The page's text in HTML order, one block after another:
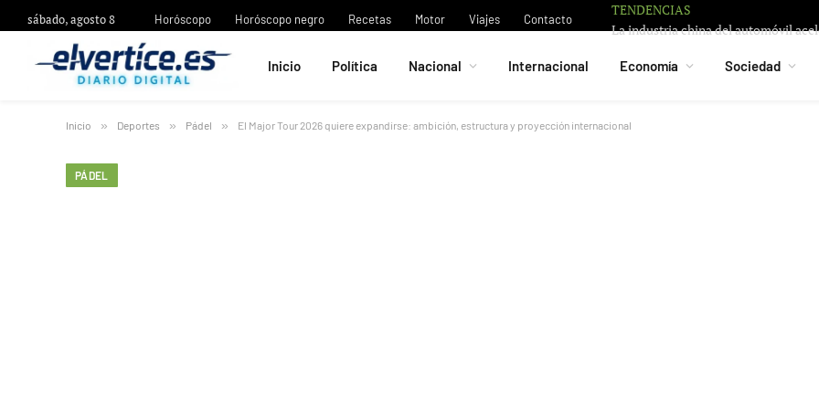
sábado, agosto 8 Horóscopo Horóscopo negro Recetas Motor Viajes Contacto
TENDENCIAS
Inicio Política Nacional Internacional Economía Sociedad
Inicio » Deportes » Pádel » El Major Tour 2026 quiere expandirse: ambición, estructura y proyección internacional
PÁDEL